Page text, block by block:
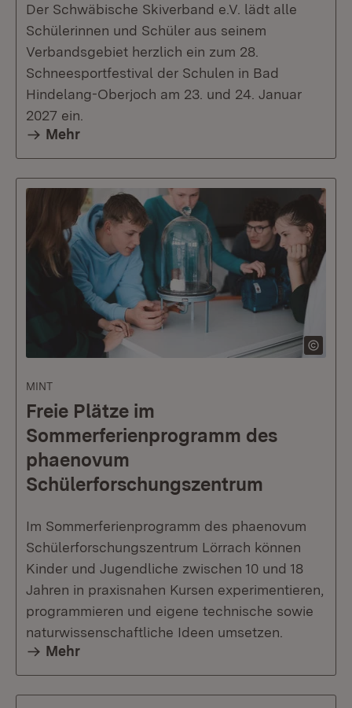
Der Schwäbische Skiverband e.V. lädt alle
Schülerinnen und Schüler aus seinem
Verbandsgebiet herzlich ein zum 28.
Schneesportfestival der Schulen in Bad
Hindelang-Oberjoch am 23. und 24. Januar
2027 ein.
Mehr
MINT
Freie Plätze im
Sommerferienprogramm des
phaenovum
Schülerforschungszentrum
Im Sommerferienprogramm des phaenovum
Schülerforschungszentrum Lörrach können
Kinder und Jugendliche zwischen 10 und 18
Jahren in praxisnahen Kursen experimentieren,
programmieren und eigene technische sowie
naturwissenschaftliche Ideen umsetzen.
Mehr